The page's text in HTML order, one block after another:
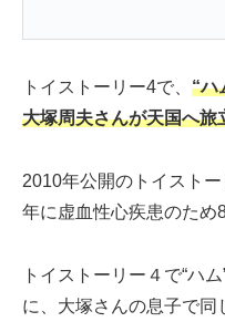
トイストーリー4で、 “ハ
大塚周夫さんが天国へ旅
2010年公開のトイスト
年に虚血性心疾患のため
トイストーリー４で“ハ
に、大塚さんの息子で同